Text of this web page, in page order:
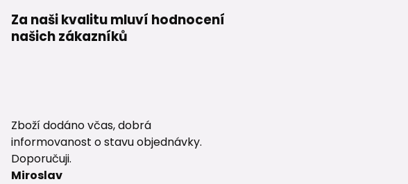
Za naši kvalitu mluví hodnocení
našich zákazníků
Zboží dodáno včas, dobrá
informovanost o stavu objednávky.
Doporučuji.
Miroslav